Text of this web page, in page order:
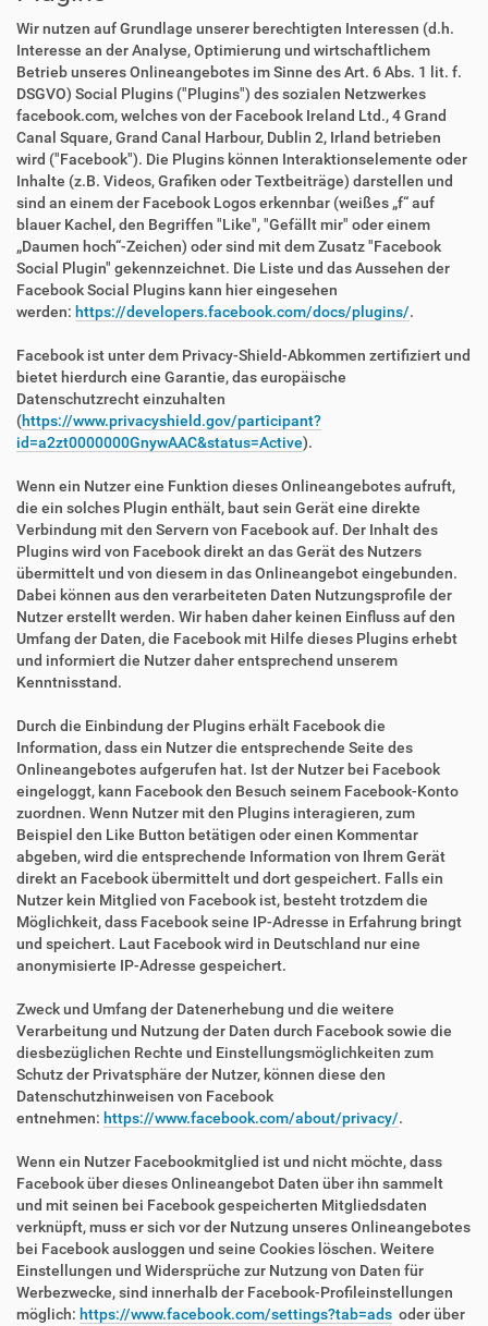
Wir nutzen auf Grundlage unserer berechtigten Interessen (d.h.
Interesse an der Analyse, Optimierung und wirtschaftlichem
Betrieb unseres Onlineangebotes im Sinne des Art. 6 Abs. 1 lit. f.
DSGVO) Social Plugins ("Plugins") des sozialen Netzwerkes
facebook.com, welches von der Facebook Ireland Ltd., 4 Grand
Canal Square, Grand Canal Harbour, Dublin 2, Irland betrieben
wird ("Facebook"). Die Plugins können Interaktionselemente oder
Inhalte (z.B. Videos, Grafiken oder Textbeiträge) darstellen und
sind an einem der Facebook Logos erkennbar (weißes „f“ auf
blauer Kachel, den Begriffen "Like", "Gefällt mir" oder einem
„Daumen hoch“-Zeichen) oder sind mit dem Zusatz "Facebook
Social Plugin" gekennzeichnet. Die Liste und das Aussehen der
Facebook Social Plugins kann hier eingesehen
werden: https://developers.facebook.com/docs/plugins/.
Facebook ist unter dem Privacy-Shield-Abkommen zertifiziert und
bietet hierdurch eine Garantie, das europäische
Datenschutzrecht einzuhalten
(https://www.privacyshield.gov/participant?
id=a2zt0000000GnywAAC&status=Active).
Wenn ein Nutzer eine Funktion dieses Onlineangebotes aufruft,
die ein solches Plugin enthält, baut sein Gerät eine direkte
Verbindung mit den Servern von Facebook auf. Der Inhalt des
Plugins wird von Facebook direkt an das Gerät des Nutzers
übermittelt und von diesem in das Onlineangebot eingebunden.
Dabei können aus den verarbeiteten Daten Nutzungsprofile der
Nutzer erstellt werden. Wir haben daher keinen Einfluss auf den
Umfang der Daten, die Facebook mit Hilfe dieses Plugins erhebt
und informiert die Nutzer daher entsprechend unserem
Kenntnisstand.
Durch die Einbindung der Plugins erhält Facebook die
Information, dass ein Nutzer die entsprechende Seite des
Onlineangebotes aufgerufen hat. Ist der Nutzer bei Facebook
eingeloggt, kann Facebook den Besuch seinem Facebook-Konto
zuordnen. Wenn Nutzer mit den Plugins interagieren, zum
Beispiel den Like Button betätigen oder einen Kommentar
abgeben, wird die entsprechende Information von Ihrem Gerät
direkt an Facebook übermittelt und dort gespeichert. Falls ein
Nutzer kein Mitglied von Facebook ist, besteht trotzdem die
Möglichkeit, dass Facebook seine IP-Adresse in Erfahrung bringt
und speichert. Laut Facebook wird in Deutschland nur eine
anonymisierte IP-Adresse gespeichert.
Zweck und Umfang der Datenerhebung und die weitere
Verarbeitung und Nutzung der Daten durch Facebook sowie die
diesbezüglichen Rechte und Einstellungsmöglichkeiten zum
Schutz der Privatsphäre der Nutzer, können diese den
Datenschutzhinweisen von Facebook
entnehmen: https://www.facebook.com/about/privacy/.
Wenn ein Nutzer Facebookmitglied ist und nicht möchte, dass
Facebook über dieses Onlineangebot Daten über ihn sammelt
und mit seinen bei Facebook gespeicherten Mitgliedsdaten
verknüpft, muss er sich vor der Nutzung unseres Onlineangebotes
bei Facebook ausloggen und seine Cookies löschen. Weitere
Einstellungen und Widersprüche zur Nutzung von Daten für
Werbezwecke, sind innerhalb der Facebook-Profileinstellungen
möglich: https://www.facebook.com/settings?tab=ads oder über